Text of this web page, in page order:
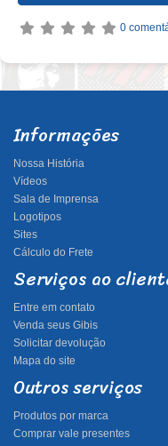
0
Informações
Nossa História
Vídeos
Sala de Imprensa
Logotipos
Sites
Cálculo do Frete
Serviços ao
Entre em contato
Venda seus Gibis
Solicitar devolução
Mapa do site
Outros serviços
Produtos por marca
Comprar vale presentes